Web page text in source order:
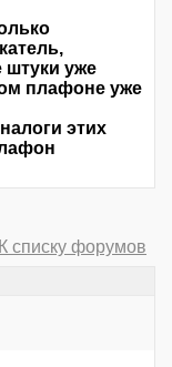
штуки уже
плафоне уже
этих
К списку форумов